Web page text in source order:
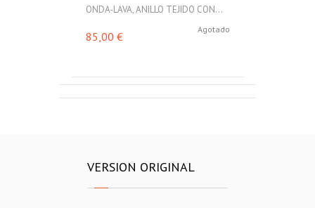
ONDA-LAVA, ANILLO TEJIDO CON...
Agotado
85,00 €
VERSION ORIGINAL